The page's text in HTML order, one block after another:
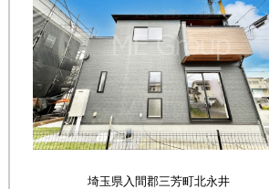
埼玉県入間郡三芳町北永井